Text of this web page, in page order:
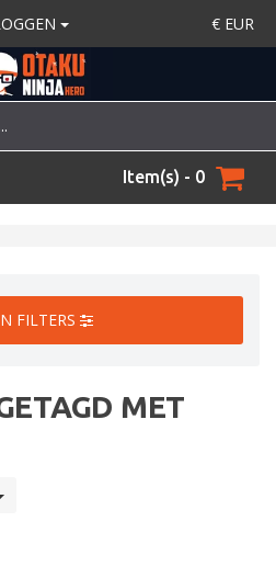
€ EUR
Item(s) - 0
FILTERS
MET